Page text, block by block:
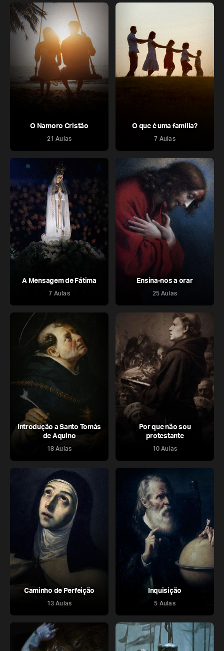
O Namoro Cristão
21 Aulas
O que é uma família?
7 Aulas
A Mensagem de Fátima
7 Aulas
Ensina-nos a orar
25 Aulas
Introdução a Santo Tomás
de Aquino
18 Aulas
Por que não sou
protestante
10 Aulas
Caminho de Perfeição
13 Aulas
Inquisição
5 Aulas